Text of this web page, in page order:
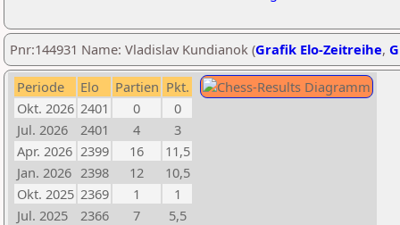
Pnr:144931 Name: Vladislav Kundianok (Grafik Elo-Zeitreihe,
Periode Elo Partien Pkt.
Okt. 2026 2401 0
0
Jul. 2026
2401 4
3
Apr. 2026 2399 16
11,5
Jan. 2026 2398 12
10,5
Okt. 2025 2369 1
1
Jul. 2025
2366 7
5,5